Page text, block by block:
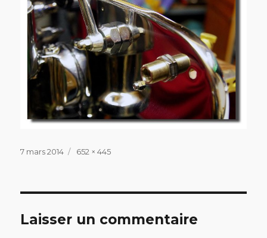
Publié
7 mars 2014
Taille
652 × 445
Laisser un commentaire